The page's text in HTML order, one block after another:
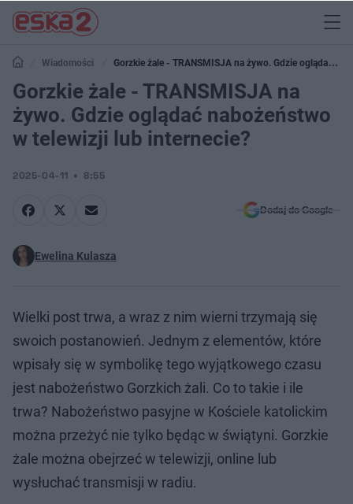
Wiadomości
Gorzkie żale - TRANSMISJA na żywo. Gdzie oglądać
nabożeństwo w telewizji lub internecie?
Gorzkie żale - TRANSMISJA na
żywo. Gdzie oglądać nabożeństwo
w telewizji lub internecie?
2025-04-11 8:55
Dodaj do Google
Ewelina Kulasza
Wielki post trwa, a wraz z nim wierni trzymają się
swoich postanowień. Jednym z elementów, które
wpisały się w symbolikę tego wyjątkowego czasu
jest nabożeństwo Gorzkich żali. Co to takie i ile
trwa? Nabożeństwo pasyjne w Kościele katolickim
można przeżyć nie tylko będąc w świątyni. Gorzkie
żale można obejrzeć w telewizji, online lub
wysłuchać transmisji w radiu.